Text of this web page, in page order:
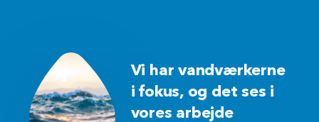
Vi har vandværkerne
i fokus, og det ses i
vores arbejde